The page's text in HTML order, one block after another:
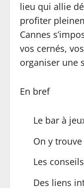
lieu qui allie
profiter
Cannes
vos cernés,
organiser une
En bref
Le bar à
On y
Les
Des liens